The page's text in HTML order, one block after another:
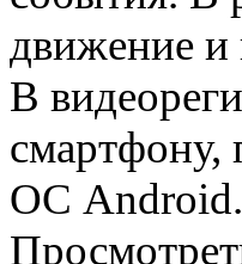
движение и
В
смартфону,
ОС Android.